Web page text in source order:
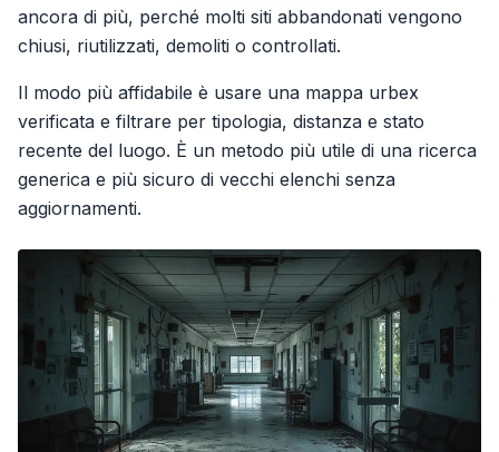
ancora di più, perché molti siti abbandonati vengono
chiusi, riutilizzati, demoliti o controllati.
Il modo più affidabile è usare una mappa urbex
verificata e filtrare per tipologia, distanza e stato
recente del luogo. È un metodo più utile di una ricerca
generica e più sicuro di vecchi elenchi senza
aggiornamenti.